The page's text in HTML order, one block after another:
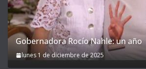
Gobernadora Rocío Nahle: un año
lunes 1 de diciembre de 2025